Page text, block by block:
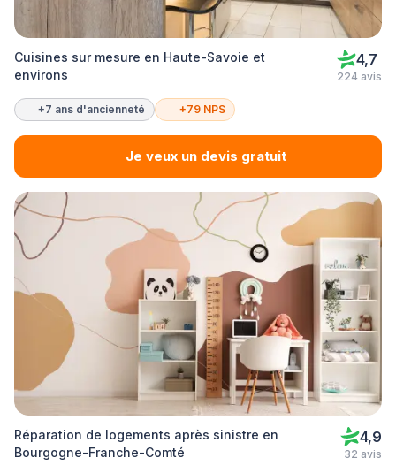
Cuisines sur mesure en Haute-Savoie et
environs
4,7
224 avis
+7 ans d'ancienneté +79 NPS
Je veux un devis gratuit
Réparation de logements après sinistre en
Bourgogne-Franche-Comté
4,9
32 avis